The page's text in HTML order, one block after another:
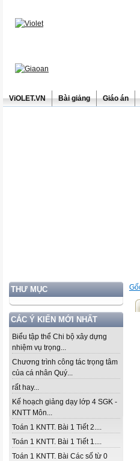
ViOLET.VN Bài giảng Giáo án
THƯ MỤC
CÁC Ý KIẾN MỚI NHẤT
Biểu tập thể Chi bộ xây dựng
nhiệm vụ trọng...
Chương trình công tác trọng tâm
của cá nhân Quý...
rất hay...
Kế hoạch giảng dạy lớp 4 SGK -
KNTT Môn...
Toán 1 KNTT. Bài 1 Tiết 2....
Toán 1 KNTT. Bài 1 Tiết 1....
Toán 1 KNTT. Bài Các số từ 0